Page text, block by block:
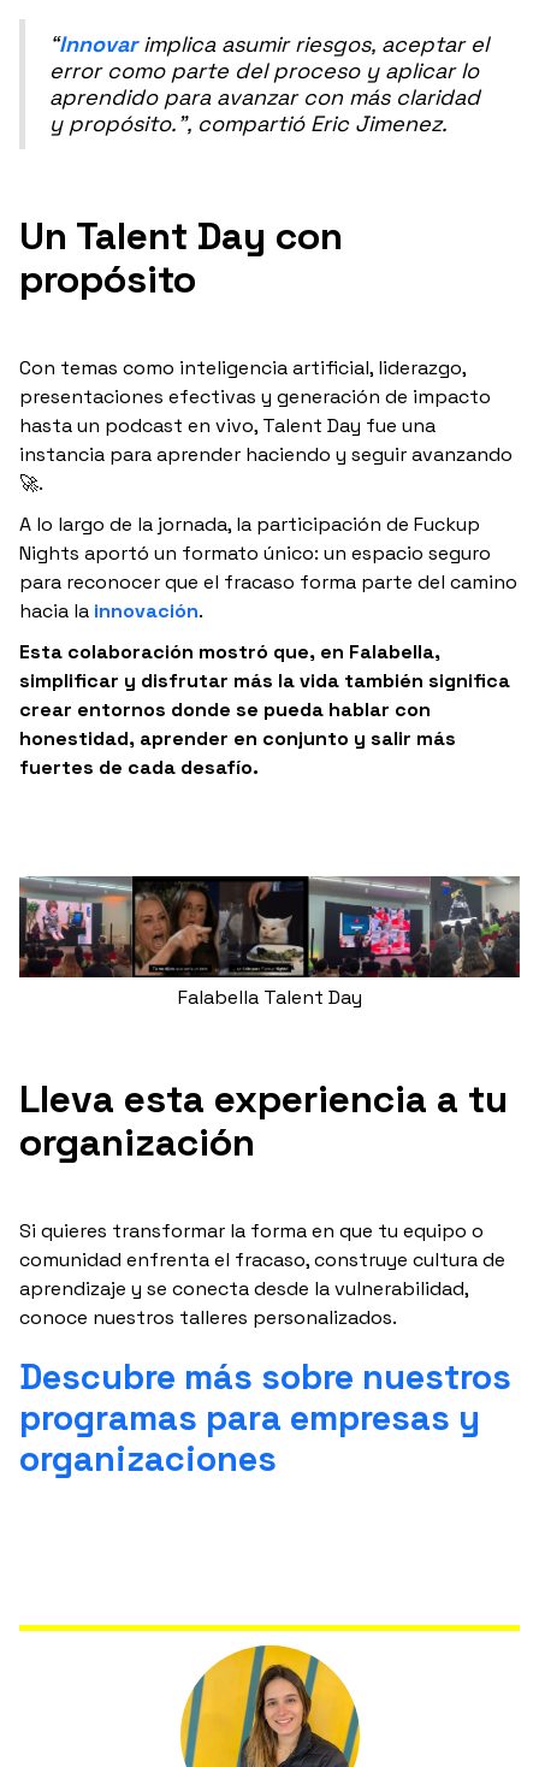
“Innovarimplica asumir riesgos, aceptar el
error como parte del proceso y aplicar lo
aprendido para avanzar con más claridad
y propósito.”, compartió Eric Jimenez.
Un Talent Day con
propósito
Con temas como inteligencia artificial, liderazgo,
presentaciones efectivas y generación de impacto
hasta un podcast en vivo, Talent Day fue una
instancia para aprender haciendo y seguir avanzando
🚀.
A lo largo de la jornada, la participación de Fuckup
Nights aportó un formato único: un espacio seguro
para reconocer que el fracaso forma parte del camino
hacia la innovación.
Esta colaboración mostró que, en Falabella,
simplificar y disfrutar más la vida también significa
crear entornos donde se pueda hablar con
honestidad, aprender en conjunto y salir más
fuertes de cada desafío.
Falabella Talent Day
Lleva esta experiencia a tu
organización
Si quieres transformar la forma en que tu equipo o
comunidad enfrenta el fracaso, construye cultura de
aprendizaje y se conecta desde la vulnerabilidad,
conoce nuestros talleres personalizados.
Descubre más sobre nuestros
programas para empresas y
organizaciones